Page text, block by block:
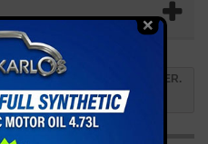
CHAPA PUERTA TRAS. DER.